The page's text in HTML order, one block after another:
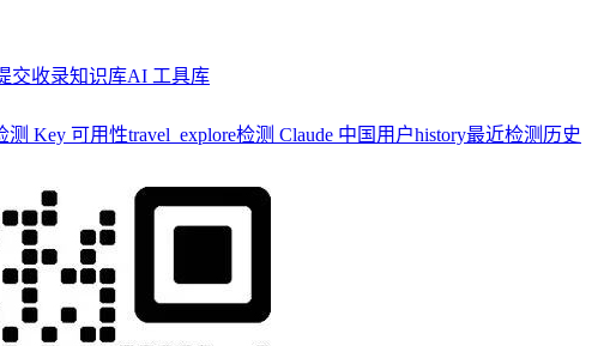
交收录知识库AI 工具库
测 Key 可用性travel_explore检测 Claude 中国用户history最近检测历史